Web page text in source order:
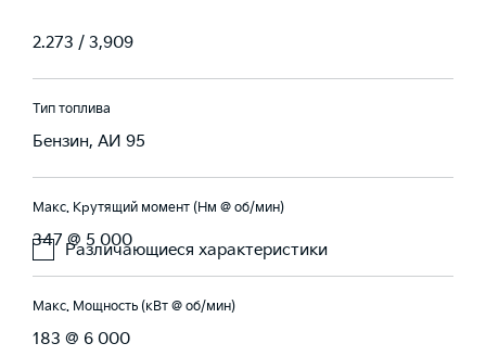
Различающиеся характеристики
2.273 / 3,909
Тип топлива
Бензин, АИ 95
Макс. Крутящий момент (Нм @ об/мин)
347 @ 5 000
Макс. Мощность (кВт @ об/мин)
183 @ 6 000